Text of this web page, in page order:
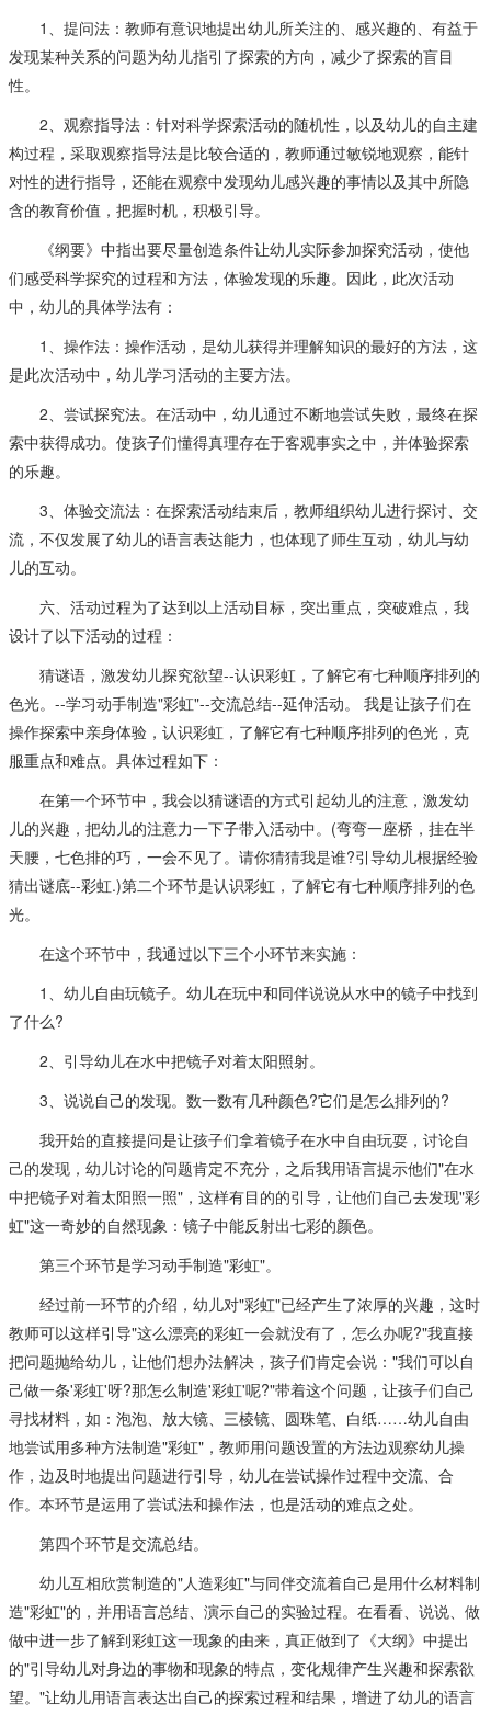
1、提问法：教师有意识地提出幼儿所关注的、感兴趣的、有益于
发现某种关系的问题为幼儿指引了探索的方向，减少了探索的盲目
性。
2、观察指导法：针对科学探索活动的随机性，以及幼儿的自主建
构过程，采取观察指导法是比较合适的，教师通过敏锐地观察，能针
对性的进行指导，还能在观察中发现幼儿感兴趣的事情以及其中所隐
含的教育价值，把握时机，积极引导。
《纲要》中指出要尽量创造条件让幼儿实际参加探究活动，使他
们感受科学探究的过程和方法，体验发现的乐趣。因此，此次活动
中，幼儿的具体学法有：
1、操作法：操作活动，是幼儿获得并理解知识的最好的方法，这
是此次活动中，幼儿学习活动的主要方法。
2、尝试探究法。在活动中，幼儿通过不断地尝试失败，最终在探
索中获得成功。使孩子们懂得真理存在于客观事实之中，并体验探索
的乐趣。
3、体验交流法：在探索活动结束后，教师组织幼儿进行探讨、交
流，不仅发展了幼儿的语言表达能力，也体现了师生互动，幼儿与幼
儿的互动。
六、活动过程为了达到以上活动目标，突出重点，突破难点，我
设计了以下活动的过程：
猜谜语，激发幼儿探究欲望--认识彩虹，了解它有七种顺序排列的
色光。--学习动手制造"彩虹"--交流总结--延伸活动。 我是让孩子们在
操作探索中亲身体验，认识彩虹，了解它有七种顺序排列的色光，克
服重点和难点。具体过程如下：
在第一个环节中，我会以猜谜语的方式引起幼儿的注意，激发幼
儿的兴趣，把幼儿的注意力一下子带入活动中。(弯弯一座桥，挂在半
天腰，七色排的巧，一会不见了。请你猜猜我是谁?引导幼儿根据经验
猜出谜底--彩虹.)第二个环节是认识彩虹，了解它有七种顺序排列的色
光。
在这个环节中，我通过以下三个小环节来实施：
1、幼儿自由玩镜子。幼儿在玩中和同伴说说从水中的镜子中找到
了什么?
2、引导幼儿在水中把镜子对着太阳照射。
3、说说自己的发现。数一数有几种颜色?它们是怎么排列的?
我开始的直接提问是让孩子们拿着镜子在水中自由玩耍，讨论自
己的发现，幼儿讨论的问题肯定不充分，之后我用语言提示他们"在水
中把镜子对着太阳照一照"，这样有目的的引导，让他们自己去发现"彩
虹"这一奇妙的自然现象：镜子中能反射出七彩的颜色。
第三个环节是学习动手制造"彩虹"。
经过前一环节的介绍，幼儿对"彩虹"已经产生了浓厚的兴趣，这时
教师可以这样引导"这么漂亮的彩虹一会就没有了，怎么办呢?"我直接
把问题抛给幼儿，让他们想办法解决，孩子们肯定会说："我们可以自
己做一条'彩虹'呀?那怎么制造'彩虹'呢?"带着这个问题，让孩子们自己
寻找材料，如：泡泡、放大镜、三棱镜、圆珠笔、白纸……幼儿自由
地尝试用多种方法制造"彩虹"，教师用问题设置的方法边观察幼儿操
作，边及时地提出问题进行引导，幼儿在尝试操作过程中交流、合
作。本环节是运用了尝试法和操作法，也是活动的难点之处。
第四个环节是交流总结。
幼儿互相欣赏制造的"人造彩虹"与同伴交流着自己是用什么材料制
造"彩虹"的，并用语言总结、演示自己的实验过程。在看看、说说、做
做中进一步了解到彩虹这一现象的由来，真正做到了《大纲》中提出
的"引导幼儿对身边的事物和现象的特点，变化规律产生兴趣和探索欲
望。"让幼儿用语言表达出自己的探索过程和结果，增进了幼儿的语言